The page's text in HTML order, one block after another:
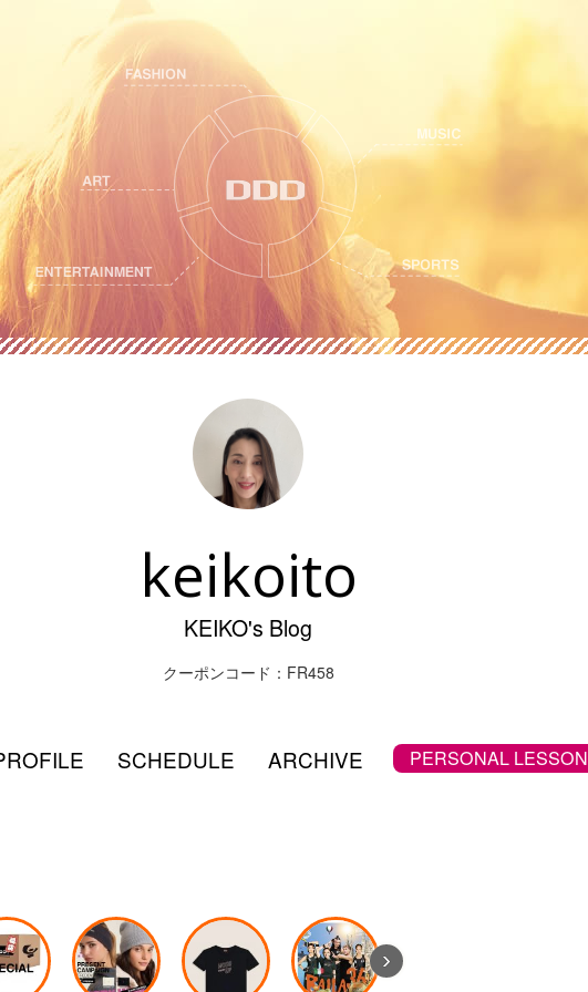
keikoito
KEIKO's Blog
クーポンコード：FR458
SCHEDULE ARCHIVE PERSONAL LESSON
›